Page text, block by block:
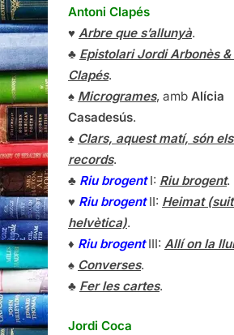
Antoni Clapés
♥ Arbre que s’allunyà.
♣ Epistolari Jordi Arbonès
Clapés.
♠ Microgrames, amb Alícia
Casadesús.
♠ Clars, aquest matí, són
records.
♣ Riu brogentI: Riu brogent.
♥ Riu brogentII: Heimat
helvètica).
♦ Riu brogentIII: Allí on la
♠ Converses.
♣ Fer les cartes.
Jordi Coca